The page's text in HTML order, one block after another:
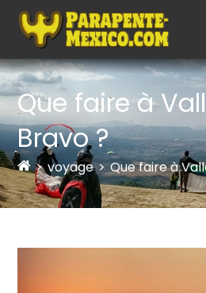
Que faire à
Bravo ?
> voyage > Que faire à